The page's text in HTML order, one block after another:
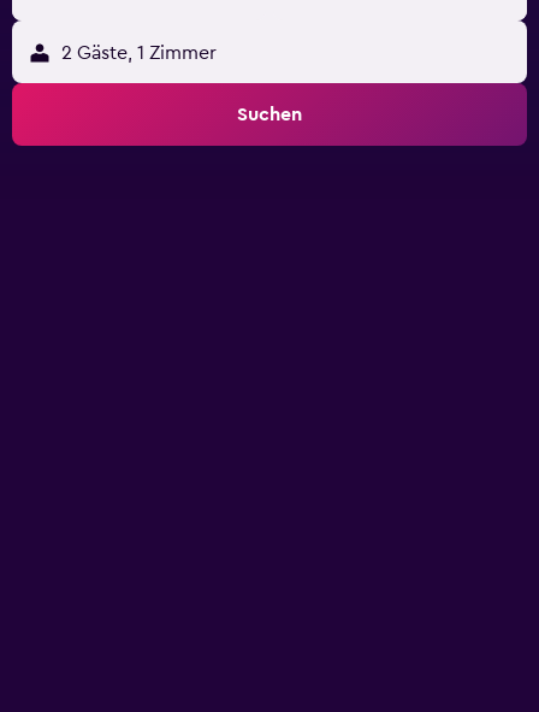
2 Gäste, 1 Zimmer
Suchen